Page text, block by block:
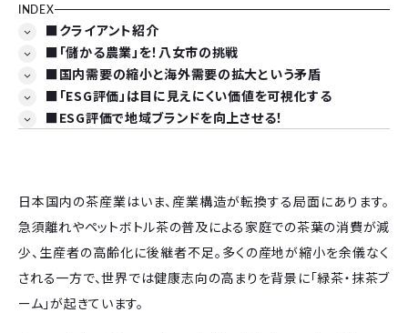
INDEX
■クライアント紹介
■「儲かる農業」を！八女市の挑戦
■国内需要の縮小と海外需要の拡大という矛盾
■「ESG評価」は目に見えにくい価値を可視化する
■ESG評価で地域ブランドを向上させる！
日本国内の茶産業はいま、産業構造が転換する局面にあります。
急須離れやペットボトル茶の普及による家庭での茶葉の消費が減
少、生産者の高齢化に後継者不足。多くの産地が縮小を余儀なく
される一方で、世界では健康志向の高まりを背景に「緑茶・抹茶ブ
ーム」が起きています。